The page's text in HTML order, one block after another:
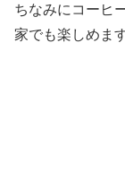
ちなみにコーヒ
家でも楽しめま